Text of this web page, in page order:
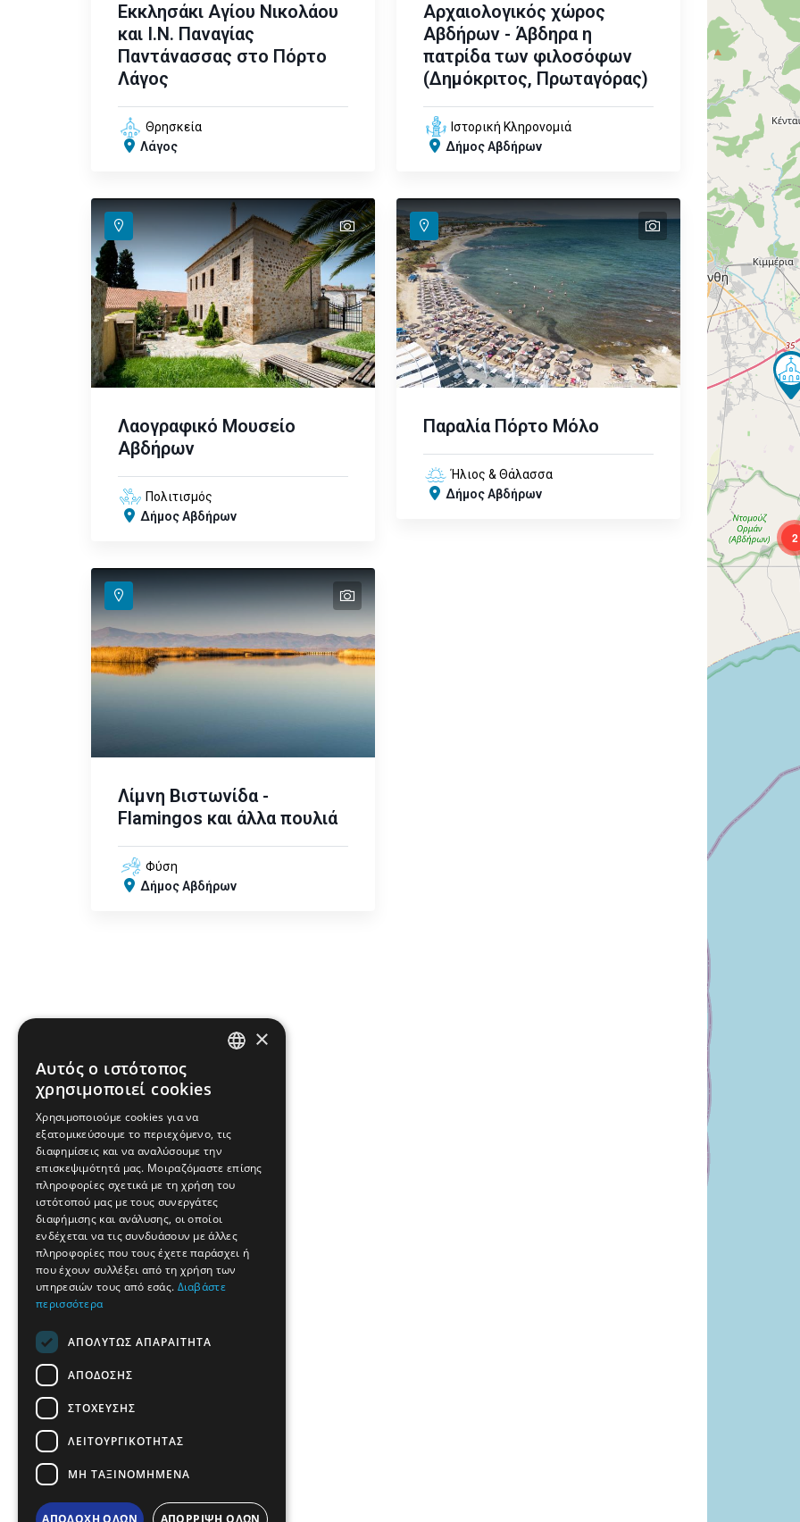
Εκκλησάκι Αγίου Νικολάου
και Ι.Ν. Παναγίας
Παντάνασσας στο Πόρτο
Λάγος
Θρησκεία
Λάγος
Αρχαιολογικός χώρος
Αβδήρων - Άβδηρα η
πατρίδα των φιλοσόφων
(Δημόκριτος, Πρωταγόρας)
Ιστορική Κληρονομιά
Δήμος Αβδήρων
text
text
Λαογραφικό Μουσείο
Αβδήρων
Πολιτισμός
Δήμος Αβδήρων
text
text
Παραλία Πόρτο Μόλο
Ήλιος & Θάλασσα
Δήμος Αβδήρων
text
Λίμνη Βιστωνίδα -
Flamingos και άλλα πουλιά
Φύση
Δήμος Αβδήρων
2
FRENCH
BULGARIAN
ROMANIAN
TURKISH
×
Αυτός ο ιστότοπος
χρησιμοποιεί cookies
Χρησιμοποιούμε cookies για να
εξατομικεύσουμε το περιεχόμενο, τις
διαφημίσεις και να αναλύσουμε την
επισκεψιμότητά μας. Μοιραζόμαστε επίσης
πληροφορίες σχετικά με τη χρήση του
ιστότοπού μας με τους συνεργάτες
διαφήμισης και ανάλυσης, οι οποίοι
ενδέχεται να τις συνδυάσουν με άλλες
πληροφορίες που τους έχετε παράσχει ή
που έχουν συλλέξει από τη χρήση των
υπηρεσιών τους από εσάς. Διαβάστε
περισσότερα
ΑΠΟΛΎΤΩΣ ΑΠΑΡΑΊΤΗΤΑ
ΑΠΌΔΟΣΗΣ
ΣΤΌΧΕΥΣΗΣ
ΛΕΙΤΟΥΡΓΙΚΌΤΗΤΑΣ
ΜΗ ΤΑΞΙΝΟΜΗΜΈΝΑ
ΑΠΟΔΟΧΉ ΌΛΩΝ ΑΠΌΡΡΙΨΗ ΌΛΩΝ